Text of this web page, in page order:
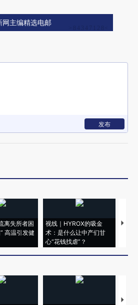
网主编精选电邮
发布
离失所者困
高温引发健
视线｜HYROX的吸金
术：是什么让中产们甘
心“花钱找虐”？
马航
粒
【推